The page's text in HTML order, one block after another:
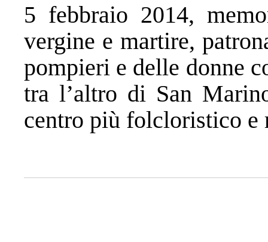
5 febbraio 2014,
vergine e martire,
pompieri e delle donne
tra l’altro di San
centro più folcloristico e